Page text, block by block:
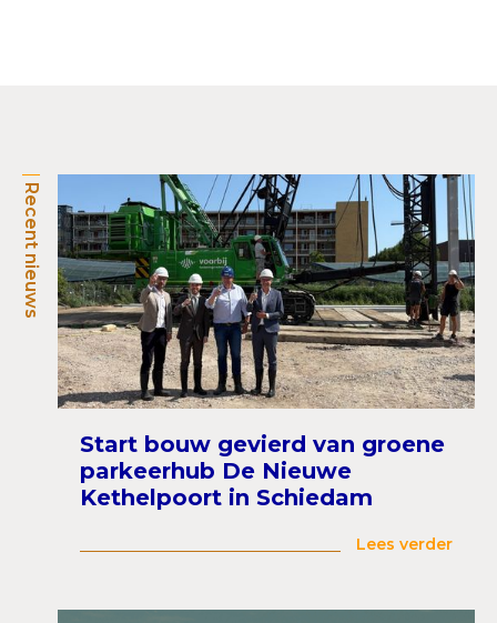
Recent nieuws
Start bouw gevierd van groene
parkeerhub De Nieuwe
Kethelpoort in Schiedam
Lees verder